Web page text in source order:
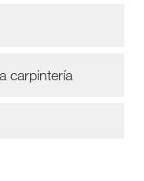
carpintería